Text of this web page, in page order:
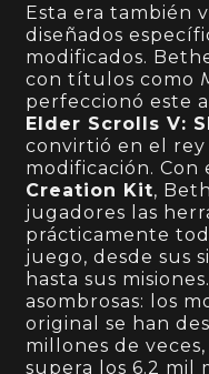
Esta era también
diseñados
modificados.
con títulos como
perfeccionó este
Elder Scrolls V:
convirtió en el
modificación. Con
Creation Kit,
jugadores las
prácticamente
juego, desde sus
hasta sus
asombrosas: los
original se han
millones de veces,
supera los 6.2 mil